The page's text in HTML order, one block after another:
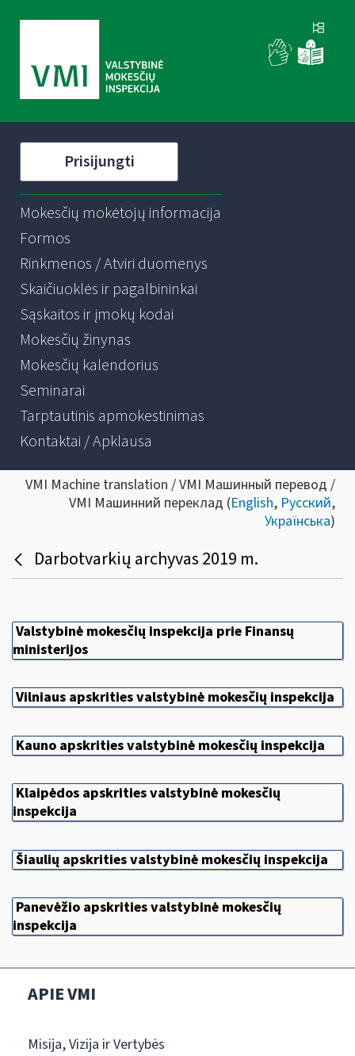
Prisijungti
Mokesčių mokėtojų informacija
Formos
Rinkmenos / Atviri duomenys
Skaičiuoklės ir pagalbininkai
Sąskaitos ir įmokų kodai
Mokesčių žinynas
Mokesčių kalendorius
Seminarai
Tarptautinis apmokestinimas
Kontaktai / Apklausa
VMI Machine translation / VMI Машинный перевод /
VMI Машинний переклад (English, Русский,
Українська)
Darbotvarkių archyvas 2019 m.
Valstybinė mokesčių inspekcija prie Finansų
ministerijos
Vilniaus apskrities valstybinė mokesčių inspekcija
Kauno apskrities valstybinė mokesčių inspekcija
Klaipėdos apskrities valstybinė mokesčių
inspekcija
Šiaulių apskrities valstybinė mokesčių inspekcija
Panevėžio apskrities valstybinė mokesčių
inspekcija
APIE VMI
Misija, Vizija ir Vertybės